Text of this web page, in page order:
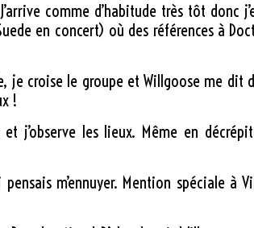
comme d’habitude très tôt donc
en concert) où des références à
croise le groupe et Willgoose me dit
!
j’observe les lieux. Même en
m’ennuyer. Mention spéciale à